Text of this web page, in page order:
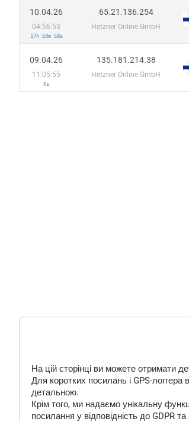
10.04.26
04:56:53
17h 50m 58s
65.21.136.254
Hetzner Online GmbH
09.04.26
11:05:55
0s
135.181.214.38
Hetzner Online GmbH
На цій сторінці ви можете отримати
Для коротких посилань і GPS-
детальною.
Крім того, ми надаємо унікальну
посилання у відповідність до GDPR